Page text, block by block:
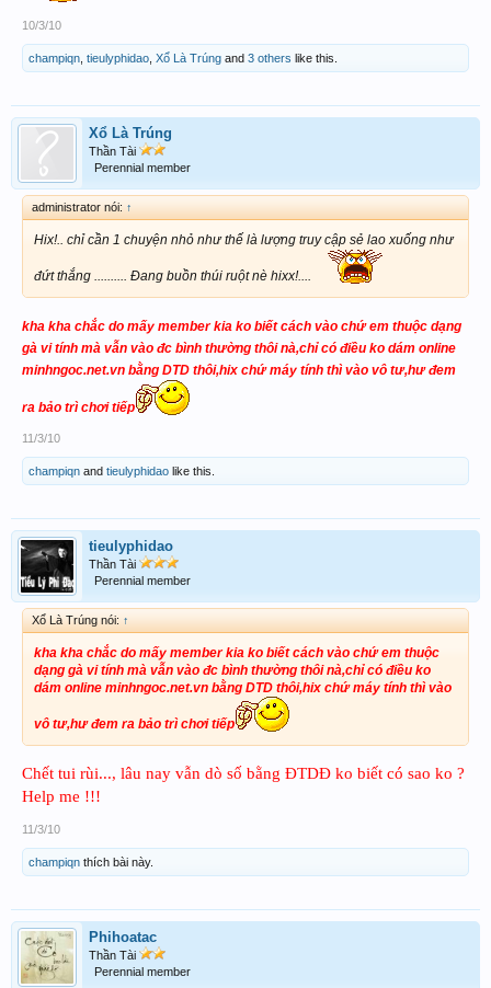
10/3/10
champiqn tieulyphidao Xổ Là Trúng and 3 others like this.
Xổ Là Trúng
Thần Tài
Perennial member
administrator nói: ↑
Hix!.. chỉ cần 1 chuyện nhỏ như thế là lượng truy cập sẻ lao xuống như
đứt thắng .......... Đang buồn thúi ruột nè hixx!....
kha kha chắc do mấy member kia ko biết cách vào chứ em thuộc dạng
gà vi tính mà vẫn vào đc bình thường thôi nà,chỉ có điều ko dám online
minhngoc.net.vn bằng DTD thôi,hix chứ máy tính thì vào vô tư,hư đem
ra bảo trì chơi tiếp
11/3/10
champiqn and tieulyphidao like this.
tieulyphidao
Thần Tài
Perennial member
Xổ Là Trúng nói: ↑
kha kha chắc do mấy member kia ko biết cách vào chứ em thuộc
dạng gà vi tính mà vẫn vào đc bình thường thôi nà,chỉ có điều ko
dám online minhngoc.net.vn bằng DTD thôi,hix chứ máy tính thì vào
vô tư,hư đem ra bảo trì chơi tiếp
Chết tui rùi..., lâu nay vẫn dò số bằng ĐTDĐ ko biết có sao ko ?
Help me !!!
11/3/10
champiqn thích bài này.
Phihoatac
Thần Tài
Perennial member